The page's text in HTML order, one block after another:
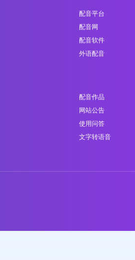
配音平台
配音网
配音软件
外语配音
配音作品
网站公告
使用问答
文字转语音